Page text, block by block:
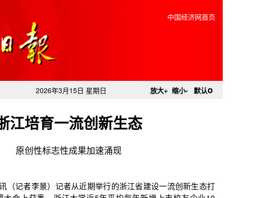
中国经济网首页
2026年3月15日 星期日 放大+ 缩小- 默认o
江培育一流创新生态
原创性标志性成果加速涌现
从近期举行的浙江省建设一流创新生态打
大学近5年平均每年新增上市校友企业10
国重点实验室+省实验室”科创矩阵持续完
已开源超400多款模型。